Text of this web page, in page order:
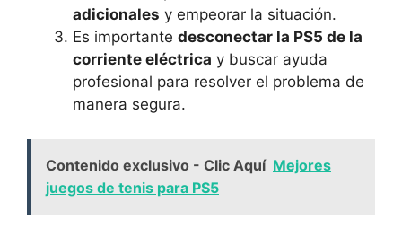
adicionales y ‌empeorar​ la‍ situación.
Es importante desconectar la PS5⁢ de ⁢la
corriente eléctrica ‍y buscar ayuda
profesional para resolver el problema de
manera segura.
Contenido exclusivo - Clic Aquí Mejores
juegos de tenis para PS5